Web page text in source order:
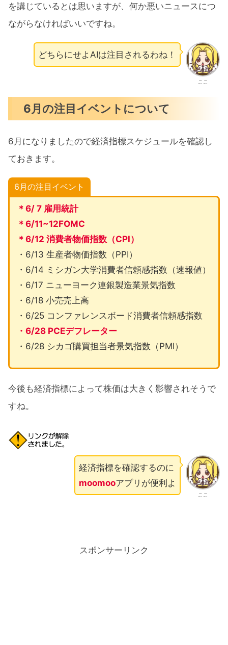
を講じているとは思いますが、何か悪いニュースにつ
ながらなければいいですね。
ここ
どちらにせよAIは注目されるわね！
6月の注目イベントについて
6月になりましたので経済指標スケジュールを確認し
ておきます。
6月の注目イベント
＊6/ 7 雇用統計
＊6/11~12FOMC
＊6/12 消費者物価指数（CPI）
・6/13 生産者物価指数（PPI）
・6/14 ミシガン大学消費者信頼感指数（速報値）
・6/17 ニューヨーク連銀製造業景気指数
・6/18 小売売上高
・6/25 コンファレンスボード消費者信頼感指数
・6/28 PCEデフレーター
・6/28 シカゴ購買担当者景気指数（PMI）
今後も経済指標によって株価は大きく影響されそうで
すね。
ここ
経済指標を確認するのに
moomooアプリが便利よ
スポンサーリンク